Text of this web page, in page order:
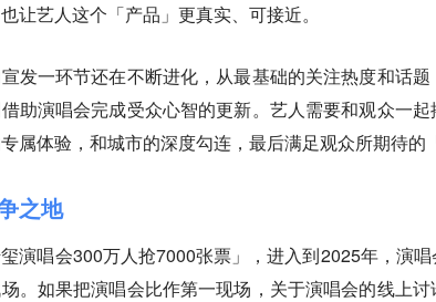
让艺人这个「产品」更真实、可接近。
发一环节还在不断进化，从最基础的关注热度和话
助演唱会完成受众心智的更新。艺人需要和观众一
属体验，和城市的深度勾连，最后满足观众所期待的
之地
玺演唱会300万人抢7000张票」，进入到2025年，演
。如果把演唱会比作第一现场，关于演唱会的线上